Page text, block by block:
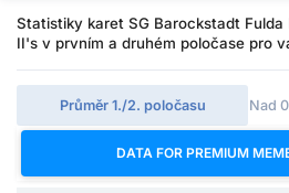
Statistiky karet SG Barockstadt Fulda
II's v prvním a druhém poločase pro
Průměr 1./2. poločasu Nad
DATA FOR PREMIUM